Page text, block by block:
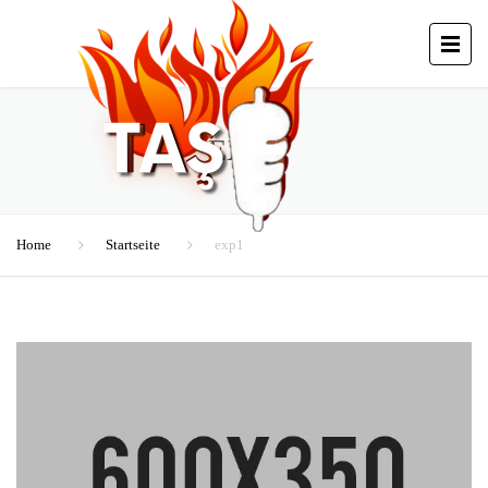
EXP1
Home Startseite exp1